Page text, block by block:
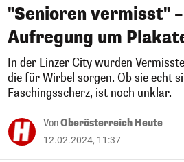
"Senioren vermisst"
Aufregung um
In der Linzer City wurden
die für Wirbel sorgen. Ob sie echt
Faschingsscherz, ist noch unklar.
VonOberösterreich Heute
12.02.2024, 11:37